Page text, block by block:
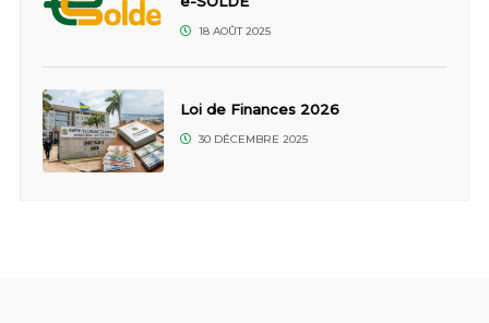
18 AOÛT 2025
Loi de Finances 2026
30 DÉCEMBRE 2025